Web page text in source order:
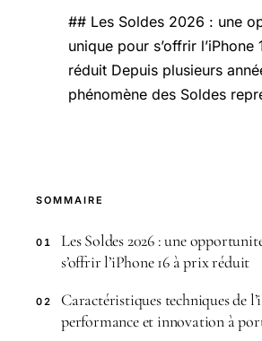
## Les Soldes 2026 : une
unique pour s’offrir l’iPhone
réduit Depuis plusieurs
phénomène des Soldes
SOMMAIRE
01
Les Soldes 2026 : une
s’offrir l’iPhone 16 à prix réduit
02
Caractéristiques techniques de
performance et innovation à